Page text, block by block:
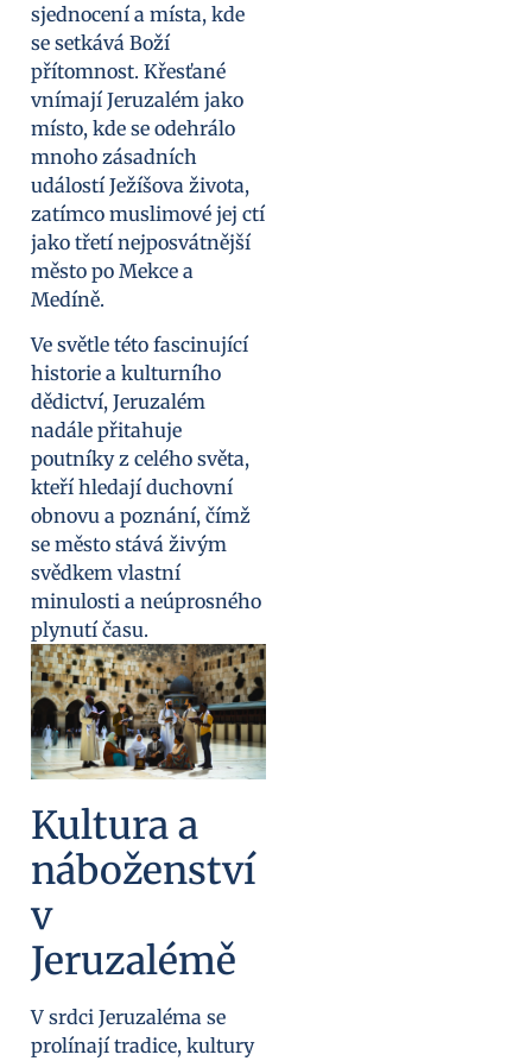
sjednocení a místa, kde
se setkává Boží
přítomnost. Křesťané
vnímají Jeruzalém jako
místo, kde se odehrálo
mnoho zásadních
událostí Ježíšova života,
zatímco muslimové jej ctí
jako třetí nejposvátnější
město po Mekce a
Medíně.
Ve světle této fascinující
historie a kulturního
dědictví, Jeruzalém
nadále přitahuje
poutníky z celého světa,
kteří hledají duchovní
obnovu a poznání, čímž
se město stává živým
svědkem vlastní
minulosti a neúprosného
plynutí času.
Kultura a
náboženství
v
Jeruzalémě
V srdci Jeruzaléma se
prolínají tradice, kultury